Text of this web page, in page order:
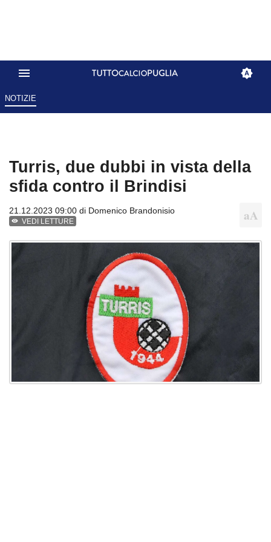
NOTIZIE
Turris, due dubbi in vista della
sfida contro il Brindisi
21.12.2023 09:00 di Domenico Brandonisio
VEDI LETTURE